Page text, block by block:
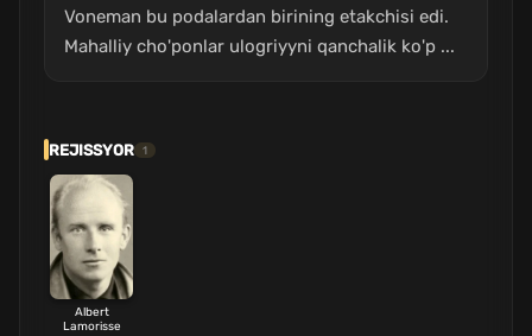
Voneman bu podalardan birining etakchisi edi.
Mahalliy cho'ponlar ulogriyyni qanchalik ko'p ...
REJISSYOR 1
Albert
Lamorisse